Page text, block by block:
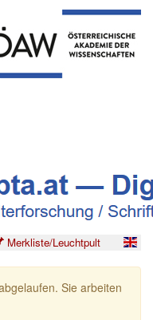
Merkliste/Leuchtpult
Sie arbeiten